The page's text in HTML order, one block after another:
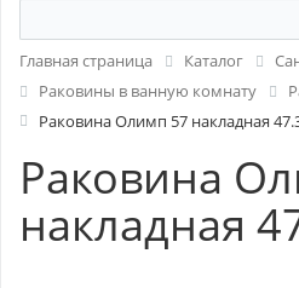
Главная страница Каталог
Раковины в ванную комнату
Раковина Олимп 57 накладная
Раковина
накладная